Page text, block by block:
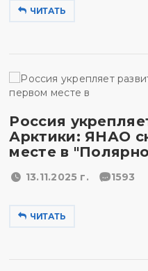
ЧИТАТЬ
Россия
Арктики: ЯНАО
месте в
13.11.2025 г. 1593
ЧИТАТЬ